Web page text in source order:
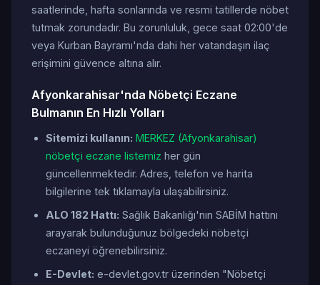
saatlerinde, hafta sonlarında ve resmi tatillerde nöbet
tutmak zorundadır. Bu zorunluluk, gece saat 02:00'de
veya Kurban Bayramı'nda dahi her vatandaşın ilaç
erişimini güvence altına alır.
Afyonkarahisar'nda Nöbetçi Eczane
Bulmanın En Hızlı Yolları
Sitemizi kullanın: MERKEZ (Afyonkarahisar)
nöbetçi eczane listemiz her gün
güncellenmektedir. Adres, telefon ve harita
bilgilerine tek tıklamayla ulaşabilirsiniz.
ALO 182 Hattı: Sağlık Bakanlığı'nın SABİM hattını
arayarak bulunduğunuz bölgedeki nöbetçi
eczaneyi öğrenebilirsiniz.
E-Devlet: e-devlet.gov.tr üzerinden "Nöbetçi